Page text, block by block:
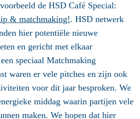
de HSD Café Special:
& matchmaking!. HSD netwerk
hier potentiële nieuwe
en gericht met elkaar
speciaal Matchmaking
waren er vele pitches en zijn ook
voor dit jaar besproken. We
middag waarin partijen vele
maken. We hopen dat hier